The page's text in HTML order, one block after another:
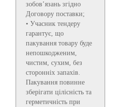
зобов’язань згідно
Договору поставки;
• Учасник тендеру
гарантує, що
пакування товару буде
непошкодженим,
чистим, сухим, без
сторонніх запахів.
Пакування повинне
зберігати цілісність та
герметичність при